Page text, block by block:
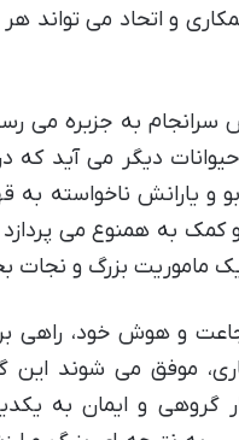
و اتحاد می تواند
به جزیره می
دیگر می آید که
و یارانش ناخواسته به
به همنوع می
ماموریت بزرگ و
و هوش خود، راهی
موفق می شوند این
گروهی و ایمان به